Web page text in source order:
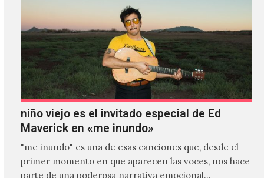
niño viejo es el invitado especial de Ed
Maverick en «me inundo»
"me inundo" es una de esas canciones que, desde el
primer momento en que aparecen las voces, nos hace
parte de una poderosa narrativa emocional…